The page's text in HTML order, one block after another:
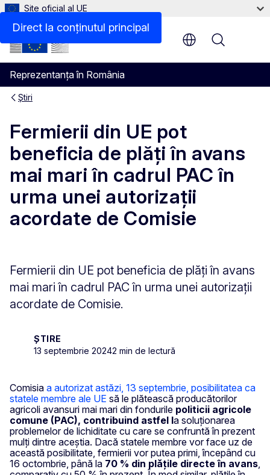
Direct la conținutul principal
Site oficial al UE
Reprezentanța în România
Menu
Știri
Fermierii din UE pot
beneficia de plăți în avans
mai mari în cadrul PAC în
urma unei autorizații
acordate de Comisie
Fermierii din UE pot beneficia de plăți în avans
mai mari în cadrul PAC în urma unei autorizații
acordate de Comisie.
ȘTIRE
13 septembrie 20242 min de lectură
Comisia a autorizat astăzi, 13 septembrie, posibilitatea ca
statele membre ale UE să le plătească producătorilor
agricoli avansuri mai mari din fondurile politicii agricole
comune (PAC), contribuind astfel la soluționarea
problemelor de lichiditate cu care se confruntă în prezent
mulți dintre aceștia. Dacă statele membre vor face uz de
această posibilitate, fermierii vor putea primi, începând cu
16 octombrie, până la 70 % din plățile directe în avans